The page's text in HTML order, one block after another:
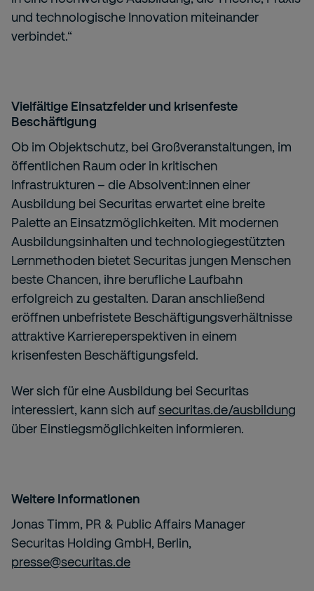
und technologische Innovation miteinander
verbindet.“
Vielfältige Einsatzfelder und krisenfeste
Beschäftigung
Ob im Objektschutz, bei Großveranstaltungen, im
öffentlichen Raum oder in kritischen
Infrastrukturen – die Absolvent:innen einer
Ausbildung bei Securitas erwartet eine breite
Palette an Einsatzmöglichkeiten. Mit modernen
Ausbildungsinhalten und technologiegestützten
Lernmethoden bietet Securitas jungen Menschen
beste Chancen, ihre berufliche Laufbahn
erfolgreich zu gestalten. Daran anschließend
eröffnen unbefristete Beschäftigungsverhältnisse
attraktive Karriereperspektiven in einem
krisenfesten Beschäftigungsfeld.
Wer sich für eine Ausbildung bei Securitas
interessiert, kann sich aufsecuritas.de/ausbildung
über Einstiegsmöglichkeiten informieren.
Weitere Informationen
Jonas Timm, PR & Public Affairs Manager
Securitas Holding GmbH, Berlin,
presse@securitas.de